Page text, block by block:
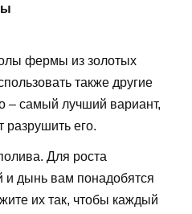
фермы из золотых
также другие
– самый лучший вариант,
разрушить его.
Для роста
и дынь вам понадобятся
их так, чтобы каждый